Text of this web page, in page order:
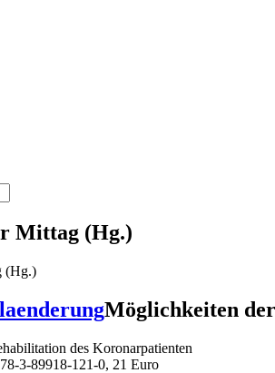
Mittag (Hg.)
Möglichkeiten
des Koronarpatienten
3-89918-121-0, 21 Euro